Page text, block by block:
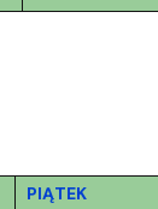
PIĄTEK